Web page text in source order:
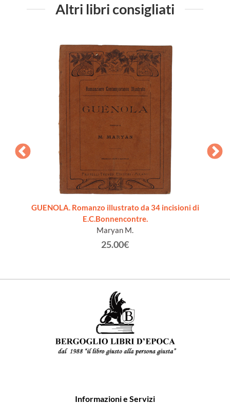
Altri libri consigliati
GUENOLA. Romanzo illustrato da 34 incisioni di
E.C.Bonnencontre.
Maryan M.
25.00€
Informazioni e Servizi